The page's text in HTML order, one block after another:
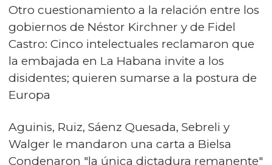
Otro cuestionamiento a la relación entre los
gobiernos de Néstor Kirchner y de Fidel
Castro: Cinco intelectuales reclamaron que
la embajada en La Habana invite a los
disidentes; quieren sumarse a la postura de
Europa
Aguinis, Ruiz, Sáenz Quesada, Sebreli y
Walger le mandaron una carta a Bielsa
Condenaron "la única dictadura remanente"